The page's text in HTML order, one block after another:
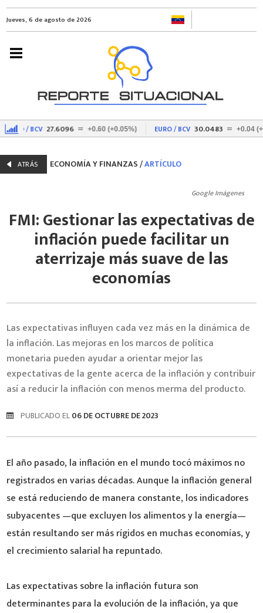
Jueves, 6 de agosto de 2026
USD / BCV 27.6096 +0.60 (+0.05%) EURO / BCV 30.0483 +0.04
ATRÁS ECONOMÍA Y FINANZAS/ARTÍCULO
Google Imágenes
FMI: Gestionar las expectativas de
inflación puede facilitar un
aterrizaje más suave de las
economías
Las expectativas influyen cada vez más en la dinámica de
la inflación. Las mejoras en los marcos de política
monetaria pueden ayudar a orientar mejor las
expectativas de la gente acerca de la inflación y contribuir
así a reducir la inflación con menos merma del producto.
PUBLICADO EL06 DE OCTUBRE DE 2023
El año pasado, la inflación en el mundo tocó máximos no
registrados en varias décadas. Aunque la inflación general
se está reduciendo de manera constante, los indicadores
subyacentes —que excluyen los alimentos y la energía—
están resultando ser más rígidos en muchas economías, y
el crecimiento salarial ha repuntado.
Las expectativas sobre la inflación futura son
determinantes para la evolución de la inflación, ya que